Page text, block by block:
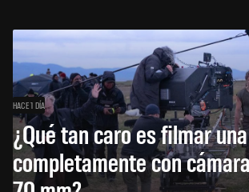
HACE 1 DÍA
¿Qué tan caro es filmar
completamente con